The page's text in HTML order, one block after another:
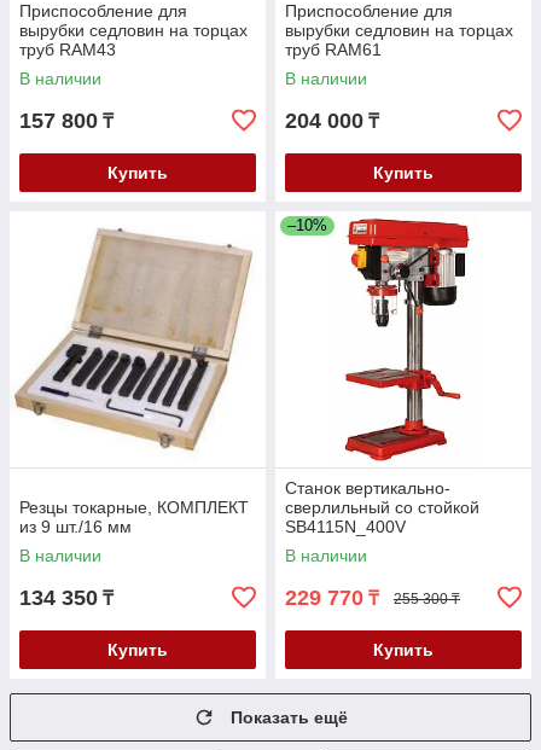
Приспособление для
вырубки седловин на торцах
труб RAM43
В наличии
157 800 ₸
Купить
Приспособление для
вырубки седловин на торцах
труб RAM61
В наличии
204 000 ₸
Купить
Резцы токарные, КОМПЛЕКТ
из 9 шт./16 мм
В наличии
134 350 ₸
Купить
–10%
Станок вертикально-
сверлильный со стойкой
SB4115N_400V
В наличии
229 770 ₸ 255 300 ₸
Купить
Показать ещё